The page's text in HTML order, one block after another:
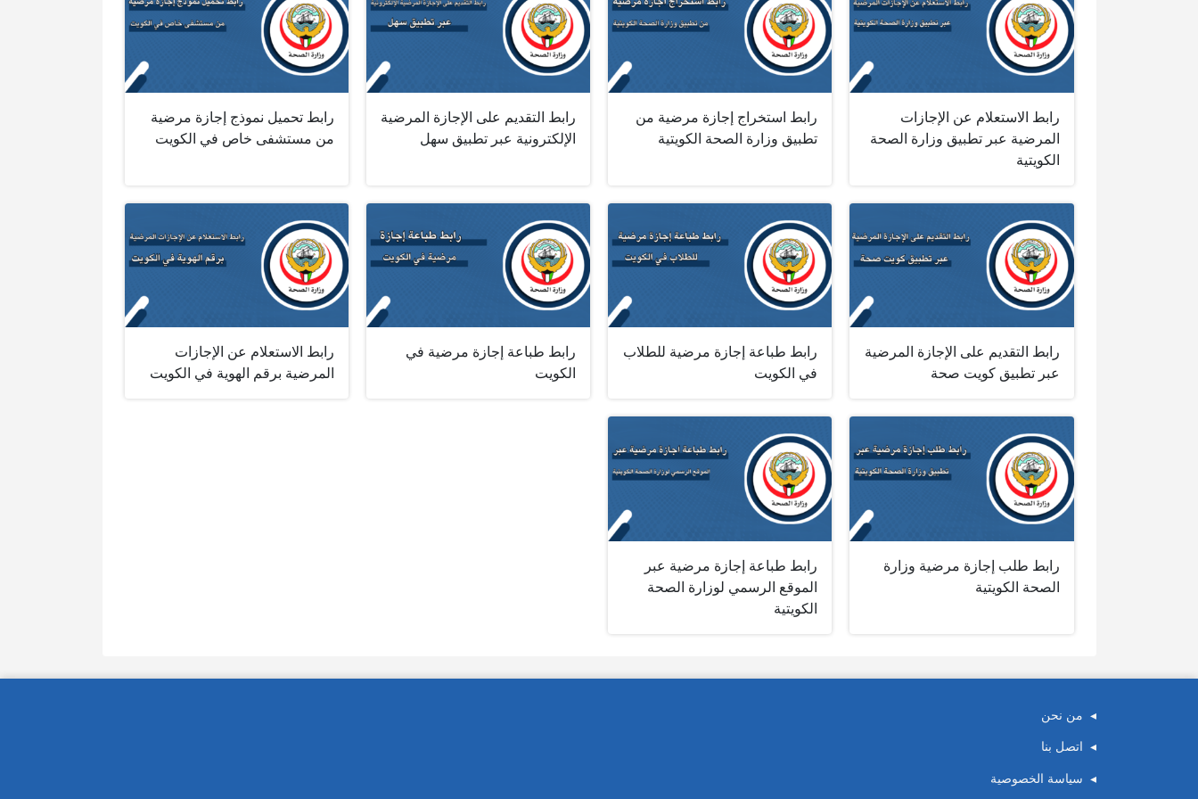
رابط الاستعلام عن الإجازات
المرضية عبر تطبيق وزارة الصحة
الكويتية
رابط استخراج إجازة مرضية من
تطبيق وزارة الصحة الكويتية
رابط التقديم على الإجازة المرضية
الإلكترونية عبر تطبيق سهل
رابط تحميل نموذج إجازة مرضية
من مستشفى خاص في الكويت
رابط التقديم على الإجازة المرضية
عبر تطبيق كويت صحة
رابط طباعة إجازة مرضية للطلاب
في الكويت
رابط طباعة إجازة مرضية في
الكويت
رابط الاستعلام عن الإجازات
المرضية برقم الهوية في الكويت
رابط طلب إجازة مرضية وزارة
الصحة الكويتية
رابط طباعة إجازة مرضية عبر
الموقع الرسمي لوزارة الصحة
الكويتية
من نحن
اتصل بنا
سياسة الخصوصية